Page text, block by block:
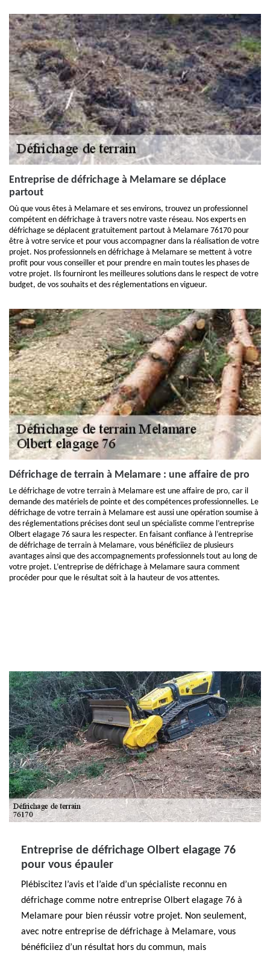
Entreprise de défrichage à Melamare se déplace
partout
Où que vous êtes à Melamare et ses environs, trouvez un professionnel
compétent en défrichage à travers notre vaste réseau. Nos experts en
défrichage se déplacent gratuitement partout à Melamare 76170 pour
être à votre service et pour vous accompagner dans la réalisation de votre
projet. Nos professionnels en défrichage à Melamare se mettent à votre
profit pour vous conseiller et pour prendre en main toutes les phases de
votre projet. Ils fourniront les meilleures solutions dans le respect de votre
budget, de vos souhaits et des réglementations en vigueur.
Défrichage de terrain à Melamare : une affaire de pro
Le défrichage de votre terrain à Melamare est une affaire de pro, car il
demande des matériels de pointe et des compétences professionnelles. Le
défrichage de votre terrain à Melamare est aussi une opération soumise à
des réglementations précises dont seul un spécialiste comme l’entreprise
Olbert elagage 76 saura les respecter. En faisant confiance à l’entreprise
de défrichage de terrain à Melamare, vous bénéficiiez de plusieurs
avantages ainsi que des accompagnements professionnels tout au long de
votre projet. L’entreprise de défrichage à Melamare saura comment
procéder pour que le résultat soit à la hauteur de vos attentes.
Entreprise de défrichage Olbert elagage 76
pour vous épauler
Plébiscitez l’avis et l’aide d’un spécialiste reconnu en
défrichage comme notre entreprise Olbert elagage 76 à
Melamare pour bien réussir votre projet. Non seulement,
avec notre entreprise de défrichage à Melamare, vous
bénéficiiez d’un résultat hors du commun, mais